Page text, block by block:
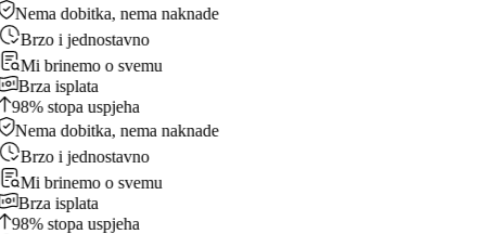
Nema dobitka, nema naknade
Brzo i jednostavno
Mi brinemo o svemu
Brza isplata
98% stopa uspjeha
Nema dobitka, nema naknade
Brzo i jednostavno
Mi brinemo o svemu
Brza isplata
98% stopa uspjeha